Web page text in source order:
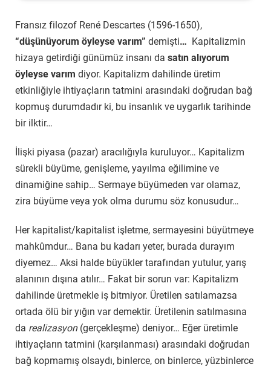
Fransız filozof René Descartes (1596-1650),
“düşünüyorum öyleyse varım” demişti… Kapitalizmin
hizaya getirdiği günümüz insanı da satın alıyorum
öyleyse varım diyor. Kapitalizm dahilinde üretim
etkinliğiyle ihtiyaçların tatmini arasındaki doğrudan bağ
kopmuş durumdadır ki, bu insanlık ve uygarlık tarihinde
bir ilktir…
İlişki piyasa (pazar) aracılığıyla kuruluyor… Kapitalizm
sürekli büyüme, genişleme, yayılma eğilimine ve
dinamiğine sahip… Sermaye büyümeden var olamaz,
zira büyüme veya yok olma durumu söz konusudur…
Her kapitalist/kapitalist işletme, sermayesini büyütmeye
mahkûmdur… Bana bu kadarı yeter, burada durayım
diyemez… Aksi halde büyükler tarafından yutulur, yarış
alanının dışına atılır… Fakat bir sorun var: Kapitalizm
dahilinde üretmekle iş bitmiyor. Üretilen satılamazsa
ortada ölü bir yığın var demektir. Üretilenin satılmasına
da realizasyon (gerçekleşme) deniyor… Eğer üretimle
ihtiyaçların tatmini (karşılanması) arasındaki doğrudan
bağ kopmamış olsaydı, binlerce, on binlerce, yüzbinlerce